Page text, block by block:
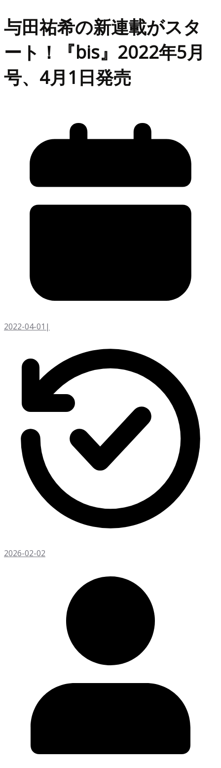
与田祐希の新連載がスタ
ート！『bis』2022年5月
号、4月1日発売
2022-04-01 |
2026-02-02